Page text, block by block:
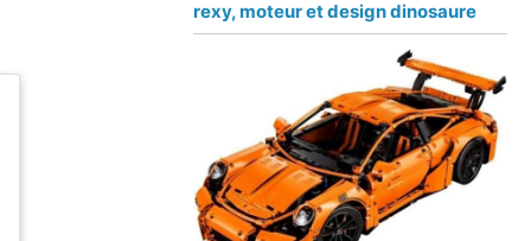
rexy, moteur et design dinosaure